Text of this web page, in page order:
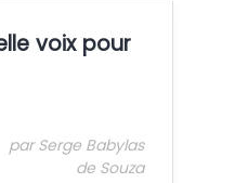
voix pour
par Serge Babylas
de Souza